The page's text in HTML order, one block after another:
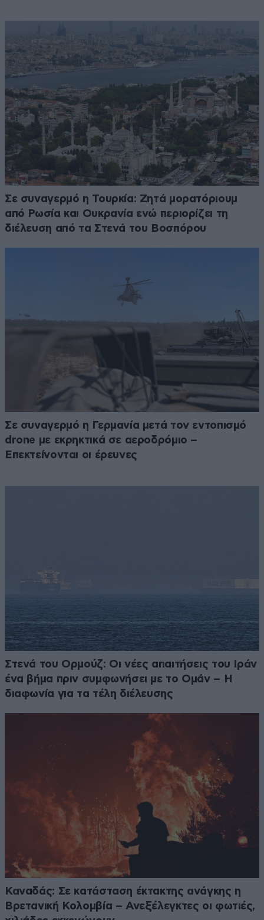
Σε συναγερμό η Τουρκία: Ζητά μορατόριουμ
από Ρωσία και Ουκρανία ενώ περιορίζει τη
διέλευση από τα Στενά του Βοσπόρου
Σε συναγερμό η Γερμανία μετά τον εντοπισμό
drone με εκρηκτικά σε αεροδρόμιο –
Επεκτείνονται οι έρευνες
Στενά του Ορμούζ: Οι νέες απαιτήσεις του Ιράν
ένα βήμα πριν συμφωνήσει με το Ομάν – Η
διαφωνία για τα τέλη διέλευσης
Καναδάς: Σε κατάσταση έκτακτης ανάγκης η
Βρετανική Κολομβία – Ανεξέλεγκτες οι φωτιές,